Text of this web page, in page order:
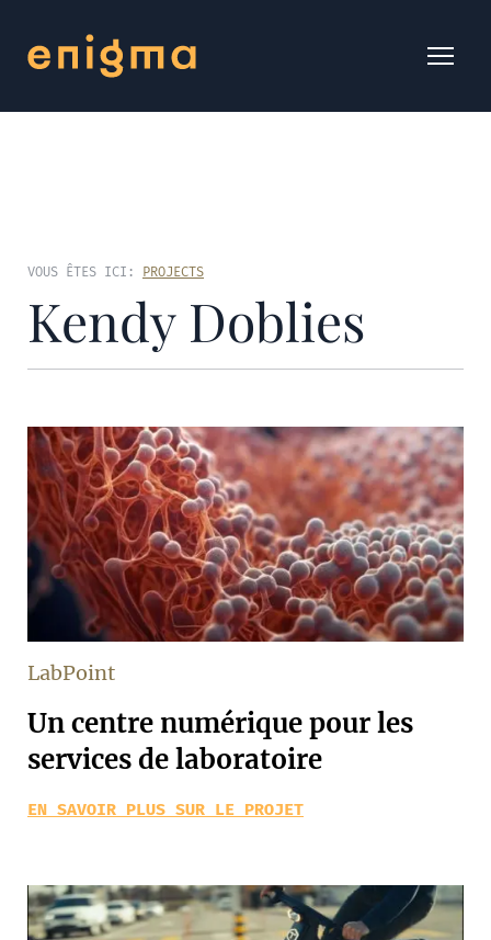
VOUS ÊTES ICI: PROJECTS
Kendy Doblies
LabPoint
Un centre numérique pour les
services de laboratoire
EN SAVOIR PLUS SUR LE PROJET